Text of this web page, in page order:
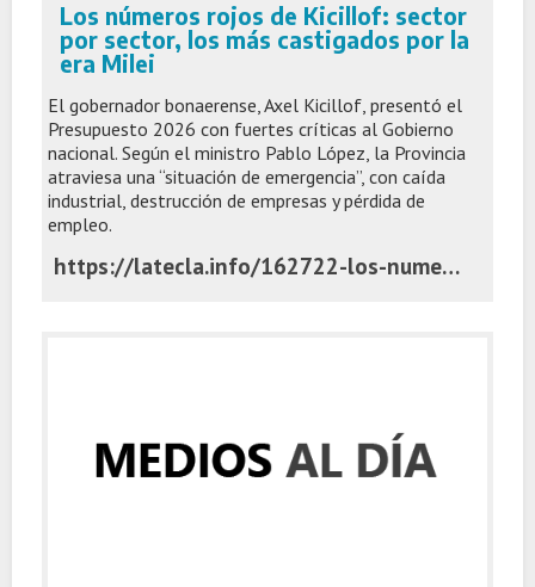
Los números rojos de Kicillof: sector
por sector, los más castigados por la
era Milei
El gobernador bonaerense, Axel Kicillof, presentó el
Presupuesto 2026 con fuertes críticas al Gobierno
nacional. Según el ministro Pablo López, la Provincia
atraviesa una “situación de emergencia”, con caída
industrial, destrucción de empresas y pérdida de
empleo.
https://latecla.info/162722-los-numeros-rojos-de-kicillof-sector-por-sector-los-mas-castigados-por-la-era-milei